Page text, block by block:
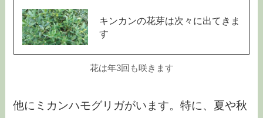
キンカンの花芽は次々に出てきま
す
花は年3回も咲きます
他にミカンハモグリガがいます。特に、夏や秋